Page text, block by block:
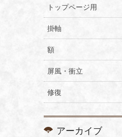
トップページ用
掛軸
額
屏風・衝立
修復
アーカイブ